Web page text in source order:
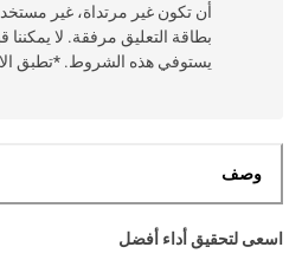
أن تكون غير مرتداة، غير
بطاقة التعليق مرفقة. لا
يستوفي هذه الشروط. *تطبق
وصف
اسعى لتحقيق أداء أفضل